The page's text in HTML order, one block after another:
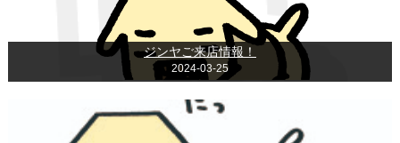
ジンヤご来店情報！
2024-03-25